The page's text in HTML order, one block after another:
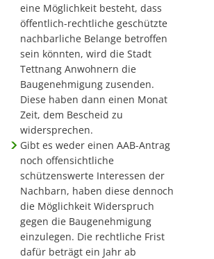
eine Möglichkeit besteht, dass
öffentlich-rechtliche geschützte
nachbarliche Belange betroffen
sein könnten, wird die Stadt
Tettnang Anwohnern die
Baugenehmigung zusenden.
Diese haben dann einen Monat
Zeit, dem Bescheid zu
widersprechen.
Gibt es weder einen AAB-Antrag
noch offensichtliche
schützenswerte Interessen der
Nachbarn, haben diese dennoch
die Möglichkeit Widerspruch
gegen die Baugenehmigung
einzulegen. Die rechtliche Frist
dafür beträgt ein Jahr ab